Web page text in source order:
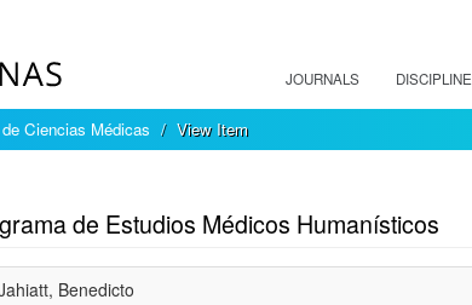
JOURNALS DISCIPLINE
Ciencias Médicas View Item
de Estudios Médicos Humanísticos
Benedicto